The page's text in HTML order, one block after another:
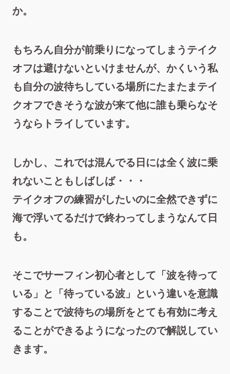
か。
もちろん自分が前乗りになってしまうテイク
オフは避けないといけませんが、かくいう私
も自分の波待ちしている場所にたまたまテイ
クオフできそうな波が来て他に誰も乗らなそ
うならトライしています。
しかし、これでは混んでる日には全く波に乗
れないこともしばしば・・・
テイクオフの練習がしたいのに全然できずに
海で浮いてるだけで終わってしまうなんて日
も。
そこでサーフィン初心者として 「波を待って
いる」と「待っている波」という違いを意識
することで波待ちの場所をとても有効に考え
ることができるようになったので解説してい
きます。